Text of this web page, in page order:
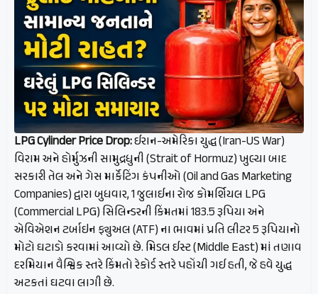
LPG Cylinder Price Drop:ઈરાન-અમેરિકા યુદ્ધ (Iran-US War)
વિરામ અને હોર્મુઝની સામુદ્રધુની (Strait of Hormuz) ખુલ્યા બાદ
સરકારી તેલ અને ગેસ માર્કેટિંગ કંપનીઓ (Oil and Gas Marketing
Companies) દ્વારા બુધવાર, 1 જુલાઈના રોજ કોમર્શિયલ LPG
(Commercial LPG) સિલિન્ડરની કિંમતમાં 183.5 રૂપિયા અને
એવિએશન ટર્બાઇન ફ્યુઅલ (ATF) ના ભાવમાં પ્રતિ લીટર 5 રૂપિયાનો
મોટો ઘટાડો કરવામાં આવ્યો છે. મિડલ ઈસ્ટ (Middle East) માં તણાવ
દરમિયાન વૈશ્વિક સ્તરે કિંમતો રેકોર્ડ સ્તરે પહોંચી ગઈ હતી, જે હવે યુદ્ધ
અટકતાં ઘટવા લાગી છે.